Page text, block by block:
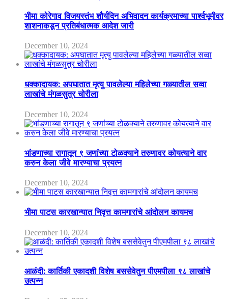
भीमा कोरेगाव विजयस्तंभ शौर्यदिन अभिवादन कार्यक्रमाच्या पार्श्वभूमीवर
शाशनाकडून प्रतिबंधात्मक आदेश जारी
December 10, 2024
धक्कादायक: अपघातात मृत्यु पावलेल्या महिलेच्या गळ्यातील सव्वा
लाखांचे मंगळसुत्र चोरीला
December 10, 2024
भांडणाच्या रागातून ९ जणांच्या टोळक्याने तरुणावर कोयत्याने वार
करुन केला जीवे मारण्याचा प्रयत्न
December 10, 2024
भीमा पाटस कारखान्यात निवृत्त कामगारांचे आंदोलन कायमच
December 10, 2024
आळंदी: कार्तिकी एकादशी विशेष बससेवेतुन पीएमपीला ९८ लाखांचे
उत्पन्न